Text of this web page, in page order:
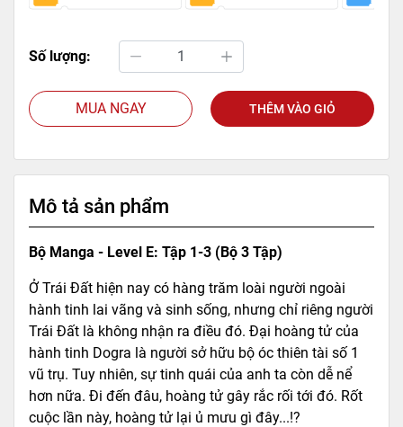
Số lượng:
MUA NGAY THÊM VÀO GIỎ
Mô tả sản phẩm
Bộ Manga - Level E: Tập 1-3 (Bộ 3 Tập)
Ở Trái Đất hiện nay có hàng trăm loài người ngoài
hành tinh lai vãng và sinh sống, nhưng chỉ riêng người
Trái Đất là không nhận ra điều đó. Đại hoàng tử của
hành tinh Dogra là người sở hữu bộ óc thiên tài số 1
vũ trụ. Tuy nhiên, sự tinh quái của anh ta còn dễ nể
hơn nữa. Đi đến đâu, hoàng tử gây rắc rối tới đó. Rốt
cuộc lần này, hoàng tử lại ủ mưu gì đây...!?